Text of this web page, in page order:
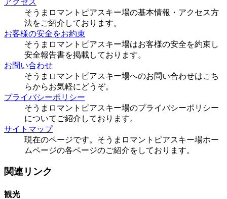
そうまロマントピアスキー場の基本情報・アクセス方
法をご紹介しております。
お客様の安全をお約束
そうまロマントピアスキー場はお客様の安全を約束し
安全報告書を掲載しております。
お問い合わせ
そうまロマントピアスキー場へのお問い合わせはこち
らからお気軽にどうぞ。
プライバシーポリシー
そうまロマントピアスキー場のプライバシーポリシー
についてご紹介しております。
サイトマップ
現在のページです。そうまロマントピアスキー場ホー
ムページの各ページのご紹介をしております。
関連リンク
観光